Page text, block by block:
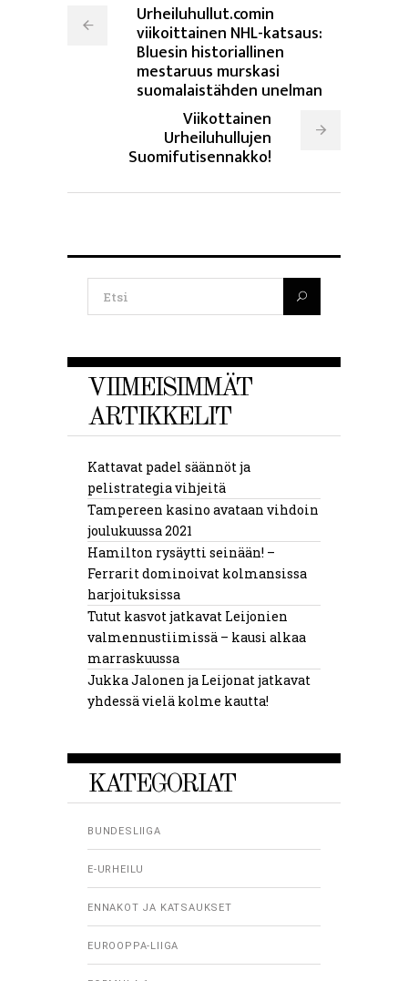
Urheiluhullut.comin
viikoittainen NHL-katsaus:
Bluesin historiallinen
mestaruus murskasi
suomalaistähden unelman
Viikottainen
Urheiluhullujen
Suomifutisennakko!
VIIMEISIMMÄT
ARTIKKELIT
Kattavat padel säännöt ja
pelistrategia vihjeitä
Tampereen kasino avataan vihdoin
joulukuussa 2021
Hamilton rysäytti seinään! –
Ferrarit dominoivat kolmansissa
harjoituksissa
Tutut kasvot jatkavat Leijonien
valmennustiimissä – kausi alkaa
marraskuussa
Jukka Jalonen ja Leijonat jatkavat
yhdessä vielä kolme kautta!
KATEGORIAT
BUNDESLIIGA
E-URHEILU
ENNAKOT JA KATSAUKSET
EUROOPPA-LIIGA